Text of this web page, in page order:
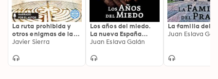
La ruta prohibida y
otros enigmas de la
Historia
Javier Sierra
Los años del miedo.
La nueva España
(1939-1952)
Juan Eslava Galán
La familia del
Juan Eslava